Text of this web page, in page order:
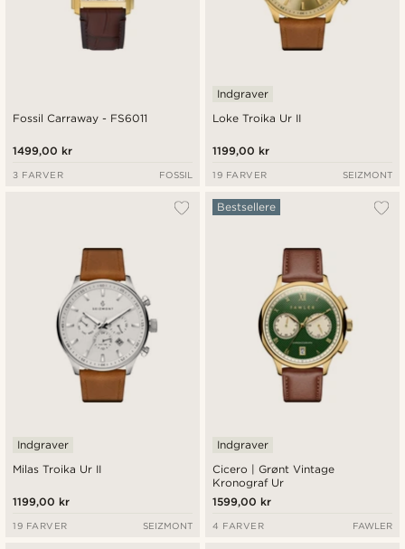
Fossil Carraway - FS6011
1499,00 kr
3 FARVER FOSSIL
Loke Troika Ur II
Indgraver
1199,00 kr
19 FARVER SEIZMONT
Milas Troika Ur II
Indgraver
1199,00 kr
19 FARVER SEIZMONT
Cicero | Grønt Vintage
Kronograf Ur
Bestsellere
Indgraver
1599,00 kr
4 FARVER FAWLER